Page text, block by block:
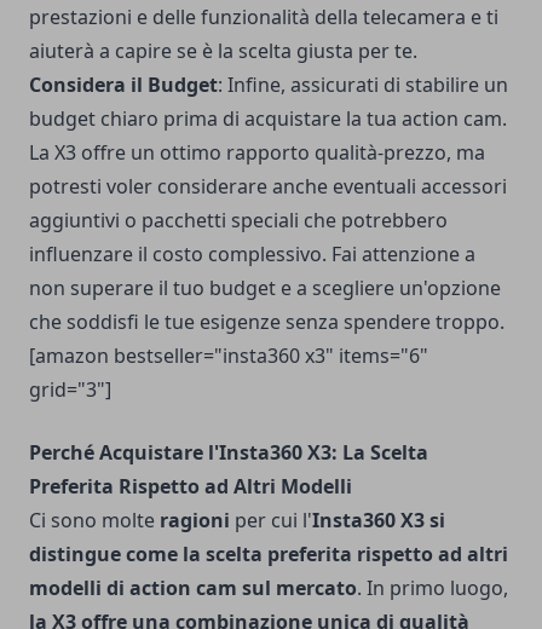
prestazioni e delle funzionalità della telecamera e ti
aiuterà a capire se è la scelta giusta per te.
Considera il Budget: Infine, assicurati di stabilire un
budget chiaro prima di acquistare la tua action cam.
La X3 offre un ottimo rapporto qualità-prezzo, ma
potresti voler considerare anche eventuali accessori
aggiuntivi o pacchetti speciali che potrebbero
influenzare il costo complessivo. Fai attenzione a
non superare il tuo budget e a scegliere un'opzione
che soddisfi le tue esigenze senza spendere troppo.
[amazon bestseller="insta360 x3" items="6"
grid="3"]
Perché Acquistare l'Insta360 X3: La Scelta
Preferita Rispetto ad Altri Modelli
Ci sono molte ragioni per cui l'Insta360 X3 si
distingue come la scelta preferita rispetto ad altri
modelli di action cam sul mercato. In primo luogo,
la X3 offre una combinazione unica di qualità